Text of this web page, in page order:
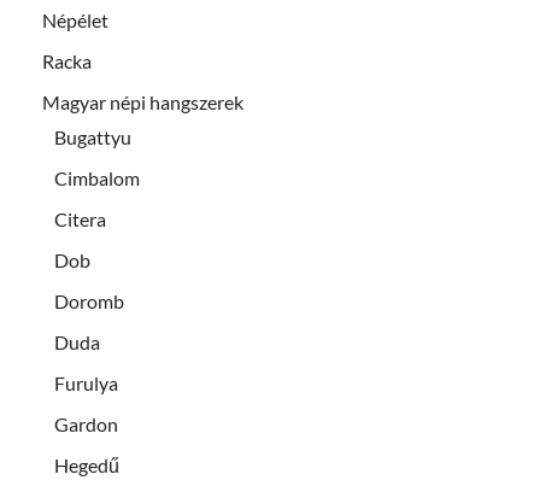
Népélet
Racka
Magyar népi hangszerek
Bugattyu
Cimbalom
Citera
Dob
Doromb
Duda
Furulya
Gardon
Hegedű